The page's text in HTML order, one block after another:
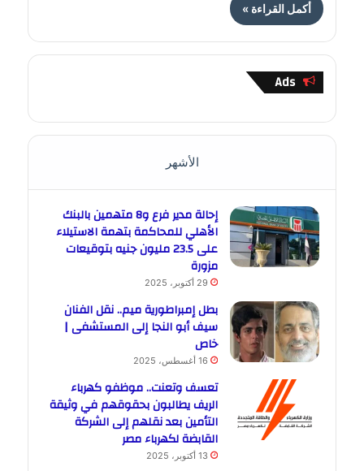
أكمل القراءة »
Ads
الأشهر
إحالة مدير فرع و8 متهمين بالبنك
الأهلي للمحاكمة بتهمة الاستيلاء
على 23.5 مليون جنيه بتوقيعات
مزورة
29 أكتوبر، 2025
بطل إمبراطورية ميم.. نقل الفنان
سيف أبو النجا إلى المستشفى |
خاص
16 أغسطس، 2025
تعسف وتعنت.. موظفو كهرباء
الريف يطالبون بحقوقهم في وثيقة
التأمين بعد نقلهم إلى الشركة
القابضة لكهرباء مصر
13 أكتوبر، 2025